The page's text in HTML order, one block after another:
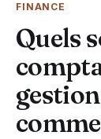
FINANCE
Quels